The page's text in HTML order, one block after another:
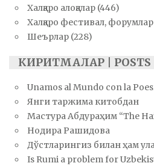
Халқаро алоқалар (446)
Халқаро фестивал, форумлар
Шеърлар (228)
КИРИТМАЛАР | POSTS
Unamos al Mundo con la
Янги таржима китобдан
Мастура Абдураҳим “The
Нодира Рашидова
Дўстларингиз билан ҳам
Is Rumi a problem for